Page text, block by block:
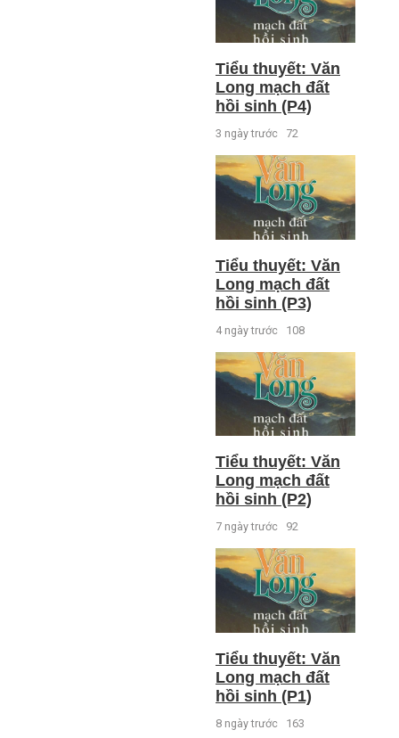
Tiểu thuyết: Văn
Long mạch đất
hồi sinh (P4)
3 ngày trước 72
Tiểu thuyết: Văn
Long mạch đất
hồi sinh (P3)
4 ngày trước 108
Tiểu thuyết: Văn
Long mạch đất
hồi sinh (P2)
7 ngày trước 92
Tiểu thuyết: Văn
Long mạch đất
hồi sinh (P1)
8 ngày trước 163